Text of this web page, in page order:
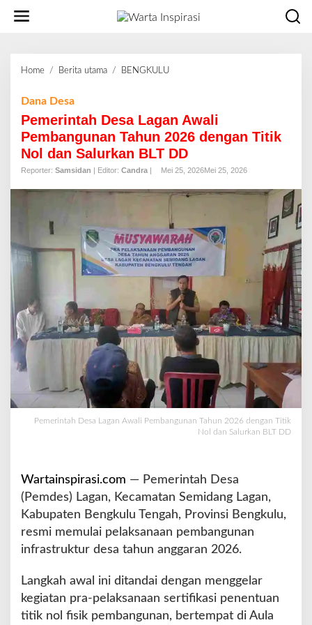
Home / Berita utama / BENGKULU
r
i
n
t
h
e
s
a
L
a
g
a
n
A
w
l
i
e
n
u
n
a
n
h
u
Dana Desa
Pemerintah Desa Lagan Awali
Pembangunan Tahun 2026 dengan Titik
Nol dan Salurkan BLT DD
Reporter: Samsidan | Editor: Candra | Mei 25, 2026Mei 25, 2026
Pemerintah Desa Lagan Awali Pembangunan Tahun 2026 dengan Titik
Nol dan Salurkan BLT DD
Wartainspirasi.com — Pemerintah Desa
(Pemdes) Lagan, Kecamatan Semidang Lagan,
Kabupaten Bengkulu Tengah, Provinsi Bengkulu,
resmi memulai pelaksanaan pembangunan
infrastruktur desa tahun anggaran 2026.
Langkah awal ini ditandai dengan menggelar
kegiatan pra-pelaksanaan sertifikasi penentuan
titik nol fisik pembangunan, bertempat di Aula